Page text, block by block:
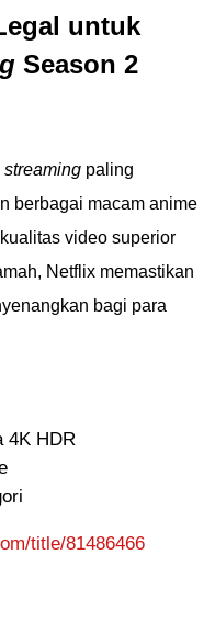
untuk
Season 2
streaming paling
berbagai macam anime
video superior
Netflix memastikan
bagi para
4K HDR
title/81486466